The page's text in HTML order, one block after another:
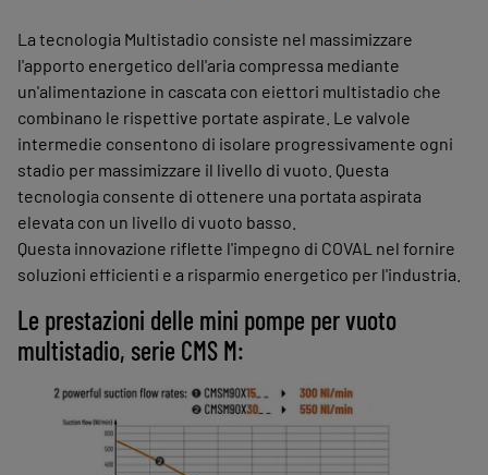
La tecnologia Multistadio consiste nel massimizzare
l'apporto energetico dell'aria compressa mediante
un'alimentazione in cascata con eiettori multistadio che
combinano le rispettive portate aspirate. Le valvole
intermedie consentono di isolare progressivamente ogni
stadio per massimizzare il livello di vuoto. Questa
tecnologia consente di ottenere una portata aspirata
elevata con un livello di vuoto basso.
Questa innovazione riflette l'impegno di COVAL nel fornire
soluzioni efficienti e a risparmio energetico per l'industria.
Le prestazioni delle mini pompe per vuoto
multistadio, serie CMS M: